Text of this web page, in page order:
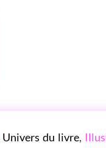
Univers du livre,